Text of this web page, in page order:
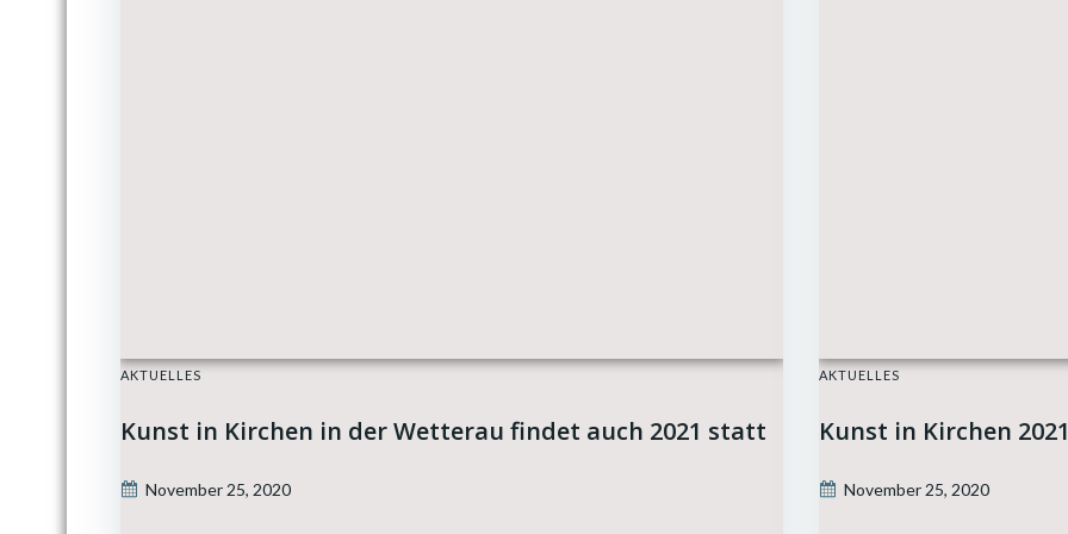
AKTUELLES
Kunst in Kirchen in der Wetterau findet auch 2021 statt
November 25, 2020
AKTUELLES
Kunst in Kirchen
November 25, 2020